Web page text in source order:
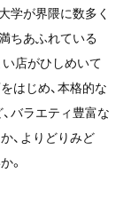
学が界隈に数多く
ちあふれている
い店がひしめいて
はじめ、本格的な
バラエティ豊富な
、よりどりみど
。